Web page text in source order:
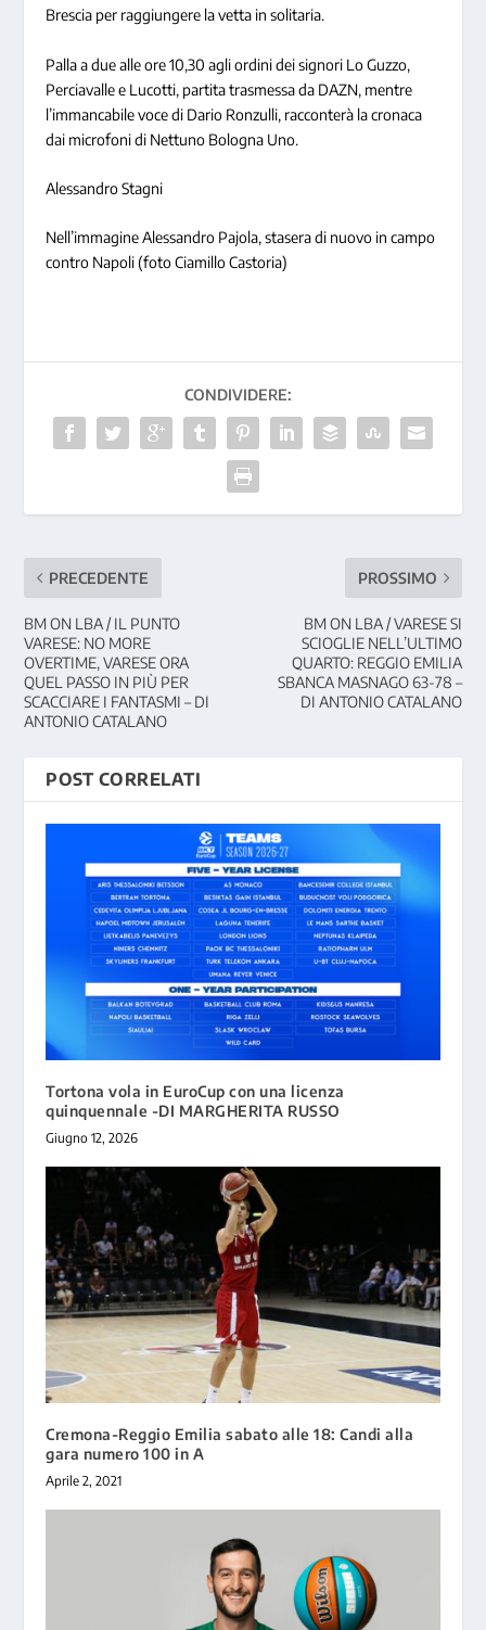
Brescia per raggiungere la vetta in solitaria.
Palla a due alle ore 10,30 agli ordini dei signori Lo Guzzo,
Perciavalle e Lucotti, partita trasmessa da DAZN, mentre
l’immancabile voce di Dario Ronzulli, racconterà la cronaca
dai microfoni di Nettuno Bologna Uno.
Alessandro Stagni
Nell’immagine Alessandro Pajola, stasera di nuovo in campo
contro Napoli (foto Ciamillo Castoria)
CONDIVIDERE:
PRECEDENTE
BM ON LBA / IL PUNTO
VARESE: NO MORE
OVERTIME, VARESE ORA
QUEL PASSO IN PIÙ PER
SCACCIARE I FANTASMI – DI
ANTONIO CATALANO
PROSSIMO
BM ON LBA / VARESE SI
SCIOGLIE NELL’ULTIMO
QUARTO: REGGIO EMILIA
SBANCA MASNAGO 63-78 –
DI ANTONIO CATALANO
POST CORRELATI
Tortona vola in EuroCup con una licenza
quinquennale -DI MARGHERITA RUSSO
Giugno 12, 2026
Cremona-Reggio Emilia sabato alle 18: Candi alla
gara numero 100 in A
Aprile 2, 2021